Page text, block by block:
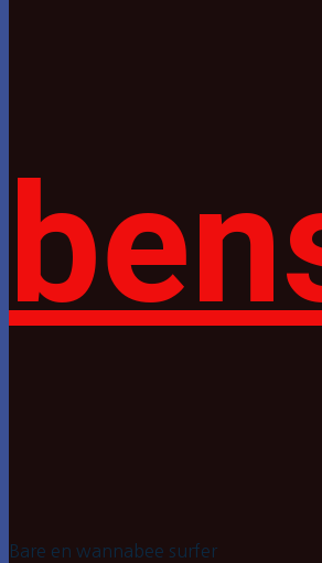
Bare en wannabee surfer